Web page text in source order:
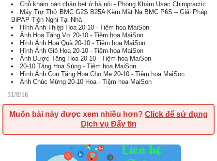
Chỗ khám bàn chân bẹt ở hà nội - Phòng Khám Usac Chiropractic
Máy Trợ Thở BMC G2S B25A Kèm Mặt Nạ BMC P6S – Giải Pháp
BiPAP Tiện Nghi Tại Nhà
Hình Ảnh Thiệp Hoa 20-10 - Tiệm hoa MaiSon
Ảnh Hoa Tặng Vợ 20-10 - Tiệm hoa MaiSon
Hình Ảnh Hoa Quà 20-10 - Tiệm hoa MaiSon
Hình Ảnh Giỏ Hoa 20-10 - Tiệm hoa MaiSon
Ảnh Được Tặng Hoa 20-10 - Tiệm hoa MaiSon
20-10 Tặng Hoa Súng - Tiệm hoa MaiSon
Hình Ảnh Con Tặng Hoa Cho Mẹ 20-10 - Tiệm hoa MaiSon
Ảnh Chúc Mừng 20-10 Hoa - Tiệm hoa MaiSon
31/8/16
Muốn bài này được xem nhiều hơn? Click để sử dụng
Dịch vụ Đẩy tin